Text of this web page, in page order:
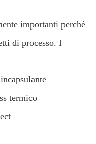
importanti perché
di processo. I
termico